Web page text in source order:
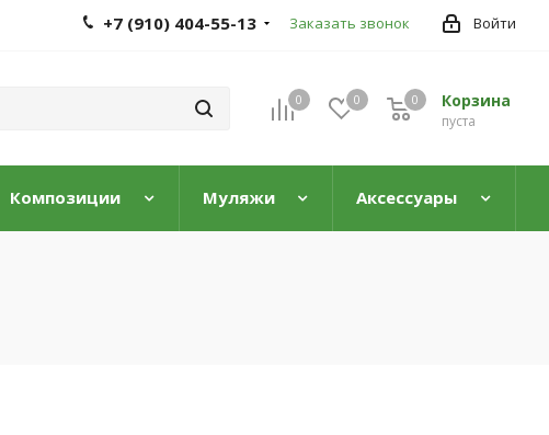
Войти
+7 (910) 404-55-13 Заказать звонок
0 0 Корзина
0
пуста
0
Композиции Муляжи Аксессуары